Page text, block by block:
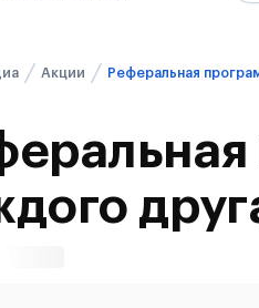
Акции